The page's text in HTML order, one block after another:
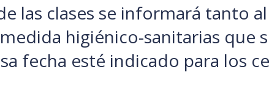
las clases se informará tanto al
higiénico-sanitarias que
fecha esté indicado para los